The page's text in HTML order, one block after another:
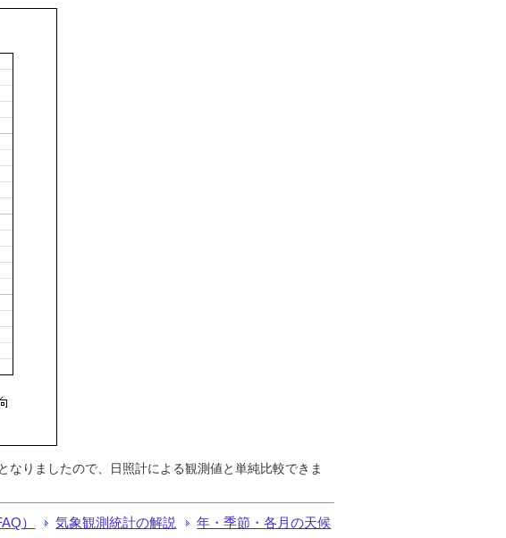
りましたので、日照計による観測値と単純比較できま
） 気象観測統計の解説 年・季節・各月の天候